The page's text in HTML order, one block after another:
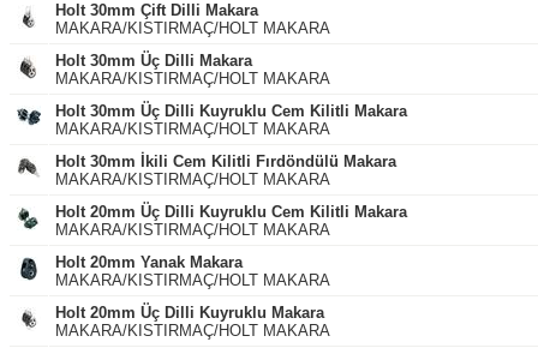
Holt 30mm Çift Dilli Makara
MAKARA/KISTIRMAÇ/HOLT MAKARA
Holt 30mm Üç Dilli Makara
MAKARA/KISTIRMAÇ/HOLT MAKARA
Holt 30mm Üç Dilli Kuyruklu Cem Kilitli Makara
MAKARA/KISTIRMAÇ/HOLT MAKARA
Holt 30mm İkili Cem Kilitli Fırdöndülü Makara
MAKARA/KISTIRMAÇ/HOLT MAKARA
Holt 20mm Üç Dilli Kuyruklu Cem Kilitli Makara
MAKARA/KISTIRMAÇ/HOLT MAKARA
Holt 20mm Yanak Makara
MAKARA/KISTIRMAÇ/HOLT MAKARA
Holt 20mm Üç Dilli Kuyruklu Makara
MAKARA/KISTIRMAÇ/HOLT MAKARA